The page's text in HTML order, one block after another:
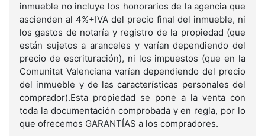
inmueble no incluye los honorarios de la agencia que
ascienden al 4%+IVA del precio final del inmueble, ni
los gastos de notaría y registro de la propiedad (que
están sujetos a aranceles y varían dependiendo del
precio de escrituración), ni los impuestos (que en la
Comunitat Valenciana varían dependiendo del precio
del inmueble y de las características personales del
comprador).Esta propiedad se pone a la venta con
toda la documentación comprobada y en regla, por lo
que ofrecemos GARANTÍAS a los compradores.